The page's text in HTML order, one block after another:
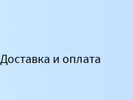
Доставка и оплата